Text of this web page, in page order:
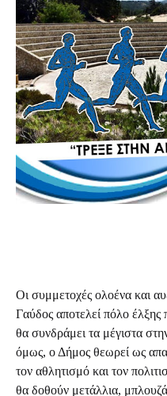
Οι συμμετοχές ολοένα και
Γαύδος αποτελεί πόλο έλξης
θα συνδράμει τα μέγιστα
όμως, ο Δήμος θεωρεί ως
τον αθλητισμό και τον
θα δοθούν μετάλλια,